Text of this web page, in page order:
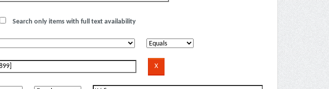
Search only items with full text availability